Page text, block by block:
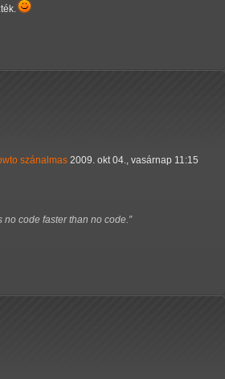
szánalmas 2009. okt 04., vasárnap 11:15
no code faster than no code.”